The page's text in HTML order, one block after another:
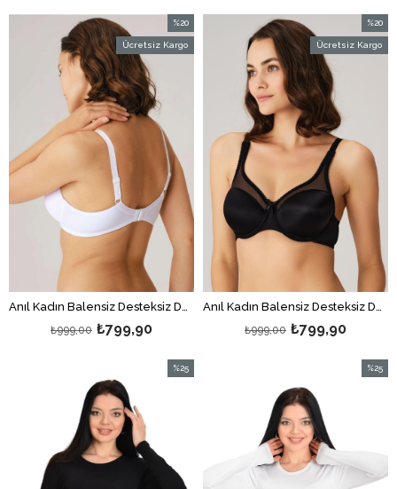
Anıl Kadın Balensiz Desteksiz Dolgusuz Toparlayıcı Süngerli Sütyen Beyaz
₺799,90
₺999,00
%20
İndirim
Ücretsiz Kargo
Anıl Kadın Balensiz Desteksiz Dolgusuz Toparlayıcı Süngerli Sütyen Siyah
₺799,90
₺999,00
%20
İndirim
Ücretsiz Kargo
%25
%25